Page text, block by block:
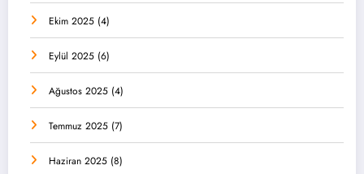
Ekim 2025 (4)
Eylül 2025 (6)
Ağustos 2025 (4)
Temmuz 2025 (7)
Haziran 2025 (8)